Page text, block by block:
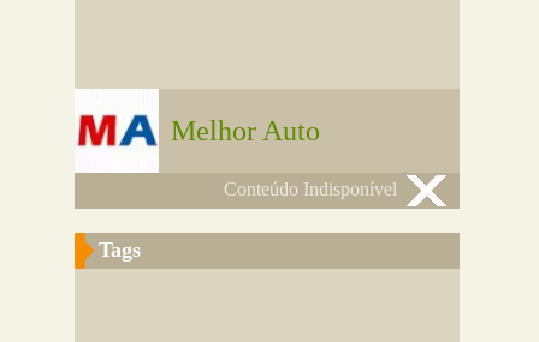
Melhor Auto
Conteúdo Indisponível
Tags